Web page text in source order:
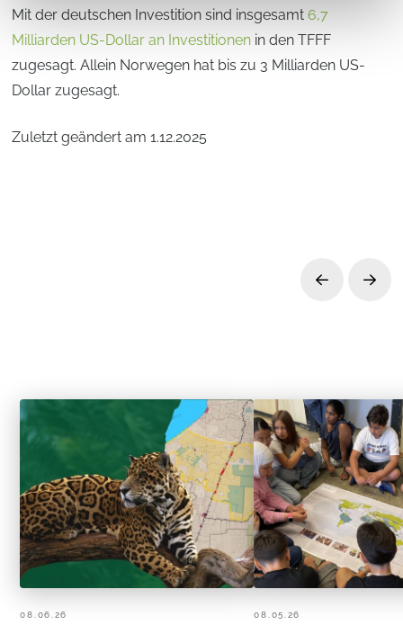
Mit der deutschen Investition sind insgesamt6,7
Milliarden US-Dollar an Investitionen in den TFFF
zugesagt. Allein Norwegen hat bis zu 3 Milliarden US-
Dollar zugesagt.
Zuletzt geändert am 1.12.2025
Prev Next
08.06.26 08.05.26